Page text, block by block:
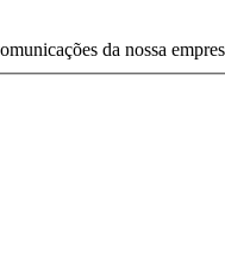
da nossa